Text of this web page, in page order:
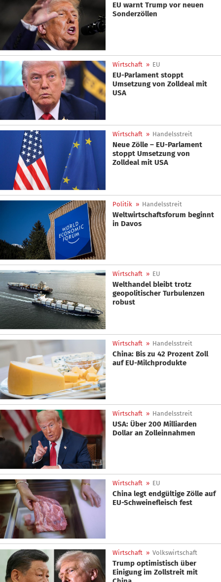
EU warnt Trump vor neuen
Sonderzöllen
Wirtschaft » EU
EU-Parlament stoppt
Umsetzung von Zolldeal mit
USA
Wirtschaft » Handelsstreit
Neue Zölle – EU-Parlament
stoppt Umsetzung von
Zolldeal mit USA
Politik » Handelsstreit
Weltwirtschaftsforum beginnt
in Davos
Wirtschaft » EU
Welthandel bleibt trotz
geopolitischer Turbulenzen
robust
Wirtschaft » Handelsstreit
China: Bis zu 42 Prozent Zoll
auf EU-Milchprodukte
Wirtschaft » Handelsstreit
USA: Über 200 Milliarden
Dollar an Zolleinnahmen
Wirtschaft » EU
China legt endgültige Zölle auf
EU-Schweinefleisch fest
Wirtschaft » Volkswirtschaft
Trump optimistisch über
Einigung im Zollstreit mit